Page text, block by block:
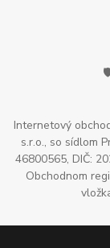
Internetový
s.r.o., so sídlom
46800565, DIČ:
Obchodnom